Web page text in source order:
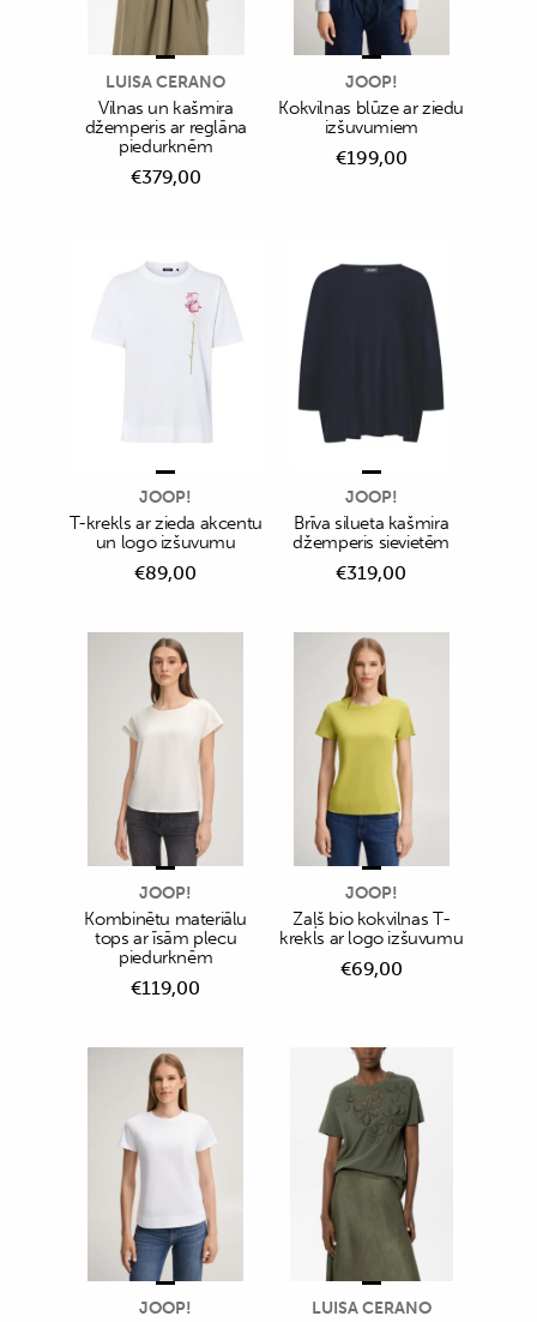
LUISA CERANO
Vilnas un kašmira
džemperis ar reglāna
piedurknēm
€379,00
JOOP!
Kokvilnas blūze ar ziedu
izšuvumiem
€199,00
JOOP!
T-krekls ar zieda akcentu
un logo izšuvumu
€89,00
JOOP!
Brīva silueta kašmira
džemperis sievietēm
€319,00
JOOP!
Kombinētu materiālu
tops ar īsām plecu
piedurknēm
€119,00
JOOP!
Zaļš bio kokvilnas T-
krekls ar logo izšuvumu
€69,00
JOOP! LUISA CERANO